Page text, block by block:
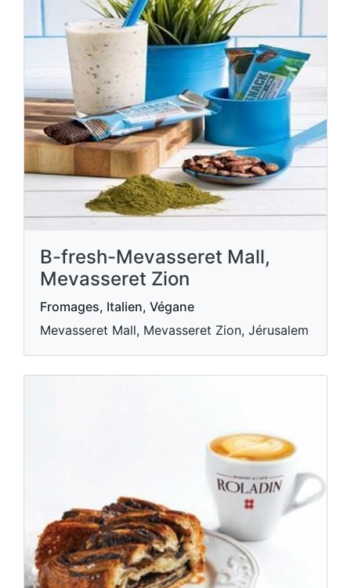
B-fresh-Mevasseret Mall,
Mevasseret Zion
Fromages, Italien, Végane
Mevasseret Mall, Mevasseret Zion, Jérusalem